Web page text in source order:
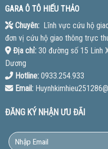
GARA Ô TÔ HIẾU THẢO
Chuyên:Lĩnh vực cứu hộ
đơn vị cứu hộ giao thông trực
Địa chỉ:30 đường số 15 Linh
Dương
Hotline:0933.254.933
Email:
ĐĂNG KÝ NHẬN ƯU ĐÃI